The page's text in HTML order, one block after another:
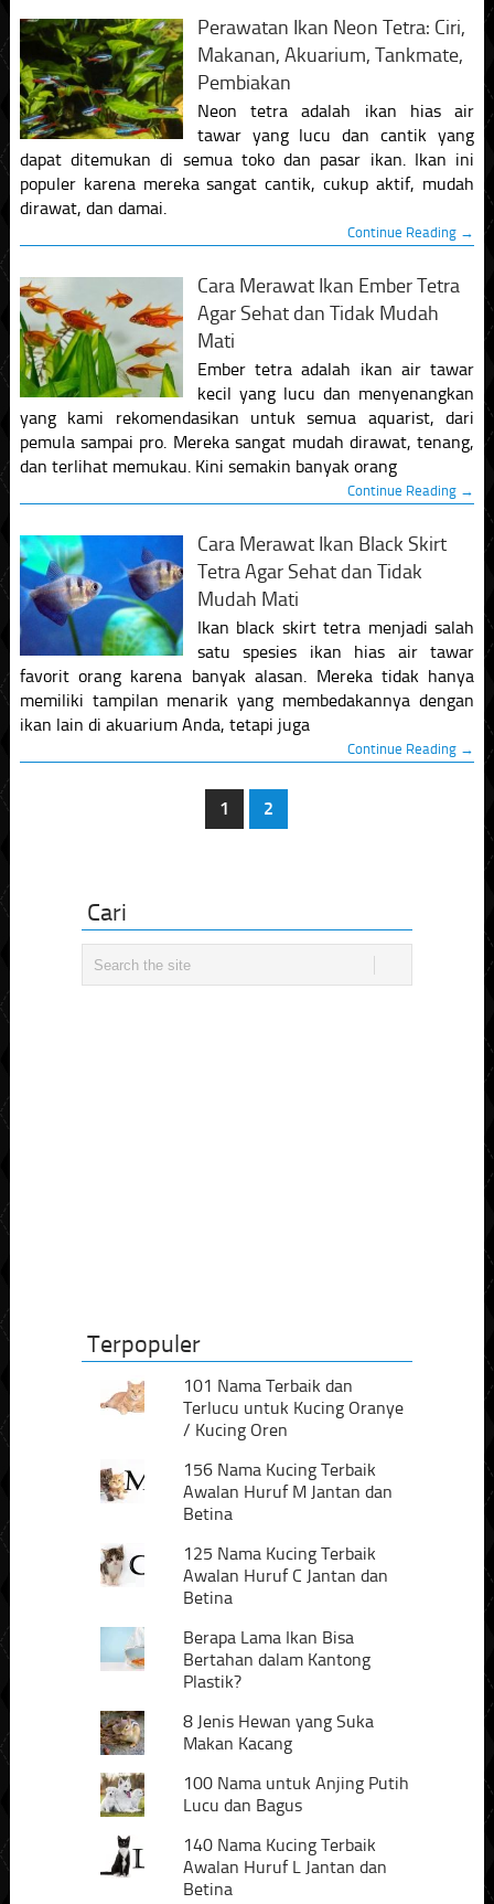
Perawatan Ikan Neon Tetra: Ciri,
Makanan, Akuarium, Tankmate,
Pembiakan
Neon tetra adalah ikan hias air
tawar yang lucu dan cantik yang
dapat ditemukan di semua toko dan pasar ikan. Ikan ini
populer karena mereka sangat cantik, cukup aktif, mudah
dirawat, dan damai.
Continue Reading →
Cara Merawat Ikan Ember Tetra
Agar Sehat dan Tidak Mudah
Mati
Ember tetra adalah ikan air tawar
kecil yang lucu dan menyenangkan
yang kami rekomendasikan untuk semua aquarist, dari
pemula sampai pro. Mereka sangat mudah dirawat, tenang,
dan terlihat memukau. Kini semakin banyak orang
Continue Reading →
Cara Merawat Ikan Black Skirt
Tetra Agar Sehat dan Tidak
Mudah Mati
Ikan black skirt tetra menjadi salah
satu spesies ikan hias air tawar
favorit orang karena banyak alasan. Mereka tidak hanya
memiliki tampilan menarik yang membedakannya dengan
ikan lain di akuarium Anda, tetapi juga
Continue Reading →
1 2
Cari
Terpopuler
101 Nama Terbaik dan
Terlucu untuk Kucing Oranye
/ Kucing Oren
156 Nama Kucing Terbaik
Awalan Huruf M Jantan dan
Betina
125 Nama Kucing Terbaik
Awalan Huruf C Jantan dan
Betina
Berapa Lama Ikan Bisa
Bertahan dalam Kantong
Plastik?
8 Jenis Hewan yang Suka
Makan Kacang
100 Nama untuk Anjing Putih
Lucu dan Bagus
140 Nama Kucing Terbaik
Awalan Huruf L Jantan dan
Betina